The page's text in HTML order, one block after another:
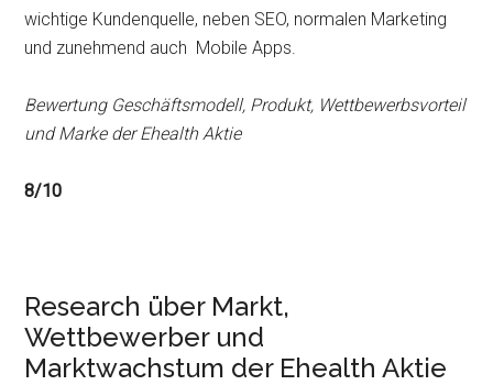
wichtige Kundenquelle, neben SEO, normalen Marketing
und zunehmend auch Mobile Apps.
Bewertung Geschäftsmodell, Produkt, Wettbewerbsvorteil
und Marke der Ehealth Aktie
8/10
Research über Markt,
Wettbewerber und
Marktwachstum der Ehealth Aktie